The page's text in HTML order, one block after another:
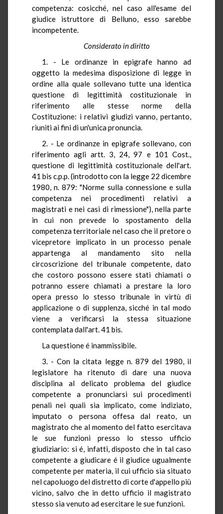
competenza: cosicché, nel caso all'esame del
giudice istruttore di Belluno, esso sarebbe
incompetente.
Considerato in diritto
1. - Le ordinanze in epigrafe hanno ad
oggetto la medesima disposizione di legge in
ordine alla quale sollevano tutte una identica
questione di legittimità costituzionale in
riferimento alle stesse norme della
Costituzione: i relativi giudizi vanno, pertanto,
riuniti ai fini di un'unica pronuncia.
2. - Le ordinanze in epigrafe sollevano, con
riferimento agli artt. 3, 24, 97 e 101 Cost.,
questione di legittimità costituzionale dell'art.
41 bis c.p.p. (introdotto con la legge 22 dicembre
1980, n. 879: "Norme sulla connessione e sulla
competenza nei procedimenti relativi a
magistrati e nei casi di rimessione"), nella parte
in cui non prevede lo spostamento della
competenza territoriale nel caso che il pretore o
vicepretore implicato in un processo penale
appartenga al mandamento sito nella
circoscrizione del tribunale competente, dato
che costoro possono essere stati chiamati o
potranno essere chiamati a prestare la loro
opera presso lo stesso tribunale in virtù di
applicazione o di supplenza, sicché in tal modo
viene a verificarsi la stessa situazione
contemplata dall'art. 41 bis.
La questione é inammissibile.
3. - Con la citata legge n. 879 del 1980, il
legislatore ha ritenuto di dare una nuova
disciplina al delicato problema del giudice
competente a pronunciarsi sui procedimenti
penali nei quali sia implicato, come indiziato,
imputato o persona offesa dal reato, un
magistrato che al momento del fatto esercitava
le sue funzioni presso lo stesso ufficio
giudiziario: si é, infatti, disposto che in tal caso
competente a giudicare é il giudice ugualmente
competente per materia, il cui ufficio sia situato
nel capoluogo del distretto di corte d'appello più
vicino, salvo che in detto ufficio il magistrato
stesso sia venuto ad esercitare le sue funzioni.